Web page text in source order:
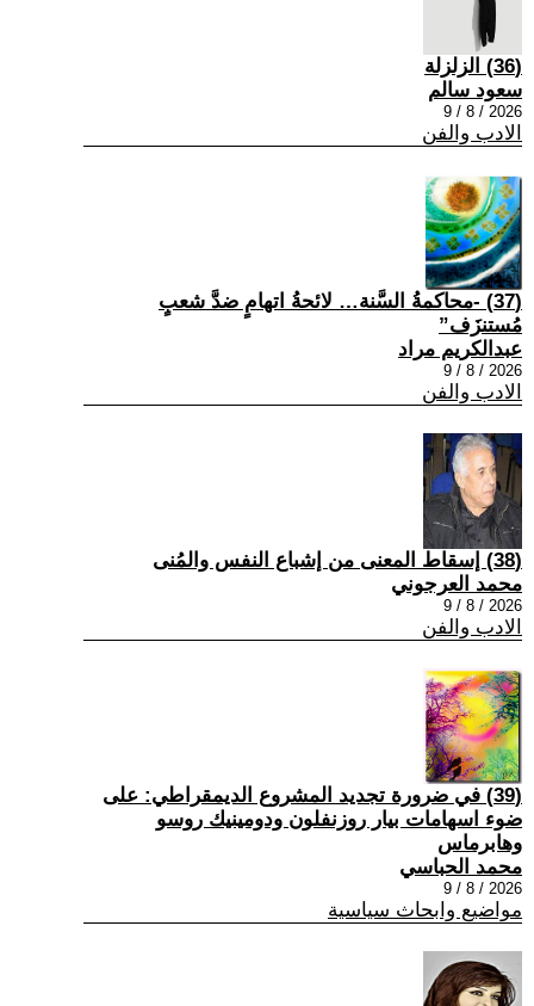
(36) الزلزلة
سعود سالم
2026 / 8 / 9
الادب والفن
(37) -محاكمةُ السَّنة… لائحةُ اتهامٍ ضدَّ شعبٍ
مُستنزَف”
عبدالكريم مراد
2026 / 8 / 9
الادب والفن
(38) إسقاط المعنى من إشباع النفس والمُنى
محمد العرجوني
2026 / 8 / 9
الادب والفن
(39) في ضرورة تجديد المشروع الديمقراطي: على
ضوء اسهامات بيار روزنفلون ودومينيك روسو
وهابرماس
محمد الحباسي
2026 / 8 / 9
مواضيع وابحاث سياسية